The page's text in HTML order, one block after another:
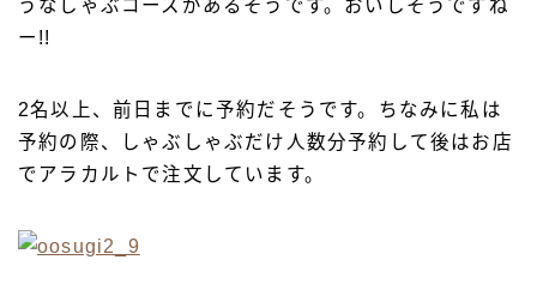
うなしゃぶコースがあるそうです。おいしそうですね
ー!!
2名以上、前日までに予約だそうです。ちなみに私は
予約の際、しゃぶしゃぶだけ人数分予約して後はお店
でアラカルトで注文しています。